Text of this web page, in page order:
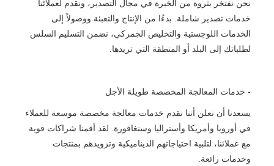
نحن نفتخر بثروة من الخبرة في مجال التصدير، ونقدم لعملائنا
خدمات تصدير شاملة. بدءًا من الإنتاج والتعبئة ووصولاً إلى
الخدمات اللوجستية والتخليص الجمركي، نضمن التسليم السلس
لطلباتك إلى البلد أو المنطقة التي تريدها.
- خدمات المعالجة المخصصة طويلة الأجل
يسعدنا أن نعلن أننا نقدم خدمات معالجة مخصصة موسعة للعملاء
في أوروبا وأمريكا وأستراليا وسنغافورة. لقد أقمنا شراكات قوية
مع عملائنا، لتلبية احتياجاتهم الديناميكية وتزويدهم بمنتجات
وخدمات رائعة.